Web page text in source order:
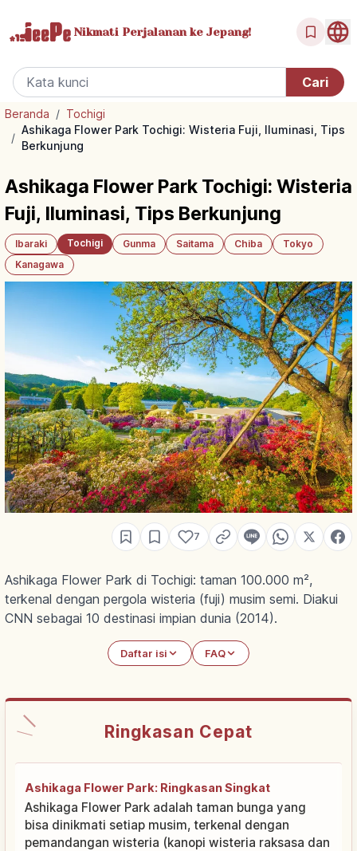
Nikmati Perjalanan ke Jepang!
Beranda / Tochigi
/
Ashikaga Flower Park Tochigi: Wisteria Fuji, Iluminasi, Tips
Berkunjung
Ashikaga Flower Park Tochigi: Wisteria
Fuji, Iluminasi, Tips Berkunjung
Ibaraki Tochigi Gunma Saitama Chiba
Tokyo
Kanagawa
7
Ashikaga Flower Park di Tochigi: taman 100.000 m²,
terkenal dengan pergola wisteria (fuji) musim semi. Diakui
CNN sebagai 10 destinasi impian dunia (2014).
Daftar isi FAQ
Ringkasan Cepat
Ashikaga Flower Park: Ringkasan Singkat
Ashikaga Flower Park adalah taman bunga yang
bisa dinikmati setiap musim, terkenal dengan
pemandangan wisteria (kanopi wisteria raksasa dan